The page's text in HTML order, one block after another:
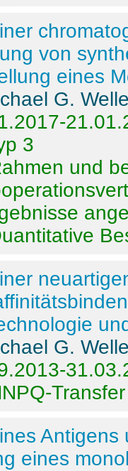
von
eines
G.
3
und
G.
Transfer
eines